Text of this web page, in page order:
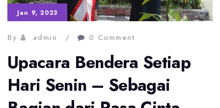
Jan 9, 2023
By admin 0 Comment
Upacara Bendera Setiap
Hari Senin – Sebagai